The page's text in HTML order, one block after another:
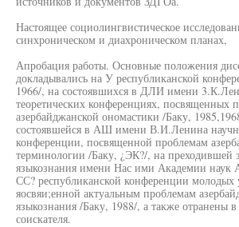
Настоящее социолингвистическое
синхроническом и диахроническом планах,
Апробация работы. Основные положения
докладывались на У республиканской
1966/, на состоявшихся в ДЛИ имени
теоретических конференциях, посвященных
азербайджанской ономастики /Баку,
состоявшейся в АШ имени В.И.Ленина
конференции, посвященной проблемам
терминологии /Баку, ¿ЭК?/, на преходившей
языкознания имени Нас ими Академии наук
СС? республиканской конференции молодых
яосвяи;енной актуальным проблемам
языкознания /Баку, 1988/, а также отранены
соискателя.